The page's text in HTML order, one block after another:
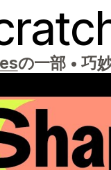
の一部 • 巧